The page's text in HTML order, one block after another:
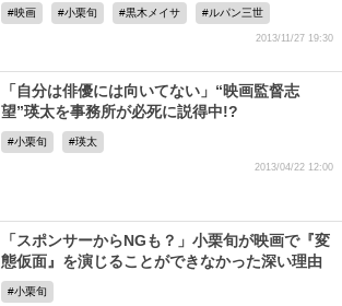
映画 小栗旬 黒木メイサ ルパン三世
2013/11/27 19:30
「自分は俳優には向いてない」“映画監督志
望”瑛太を事務所が必死に説得中!?
小栗旬 瑛太
2013/04/22 12:00
「スポンサーからNGも？」小栗旬が映画で『変
態仮面』を演じることができなかった深い理由
小栗旬